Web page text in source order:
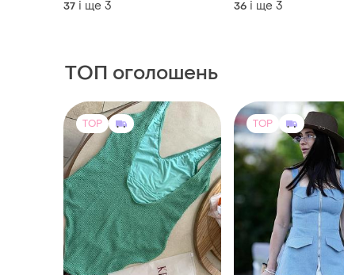
2000 грн 2
Купальник жіночий keeseva
зеленого кольору, розмір л,
в рубчик
L
1600 грн
Джинсовий корсет